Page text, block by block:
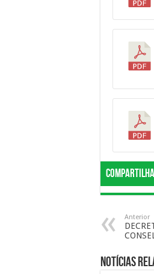
Anterior
Notícias